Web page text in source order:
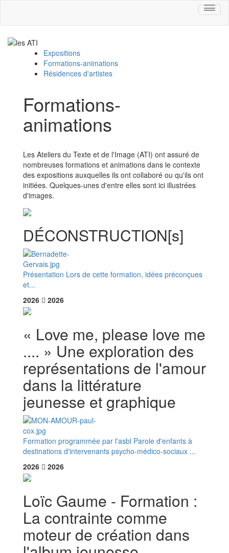
Expositions
Formations-animations
Résidences d'artistes
Formations-
animations
Les Ateliers du Texte et de l'Image (ATI) ont assuré de
nombreuses formations et animations dans le contexte
des expositions auxquelles ils ont collaboré ou qu'ils ont
initiées. Quelques-unes d'entre elles sont ici illustrées
d'images.
DÉCONSTRUCTION[s]
Présentation Lors de cette formation, idées préconçues
et...
2026
2026
« Love me, please love me
.... » Une exploration des
représentations de l'amour
dans la littérature
jeunesse et graphique
Formation programmée par l'asbl Parole d'enfants à
destinations d'intervenants psycho-médico-sociaux ...
2026
2026
​Loïc Gaume - Formation :
La contrainte comme
moteur de création dans